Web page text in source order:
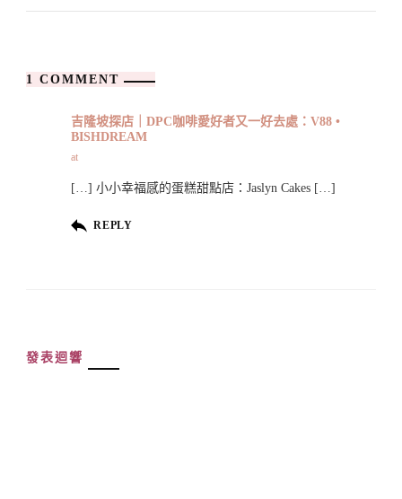
1 COMMENT
吉隆坡探店｜DPC咖啡愛好者又一好去處：V88 •
BISHDREAM
at
[…] 小小幸福感的蛋糕甜點店：Jaslyn Cakes […]
REPLY
發表迴響